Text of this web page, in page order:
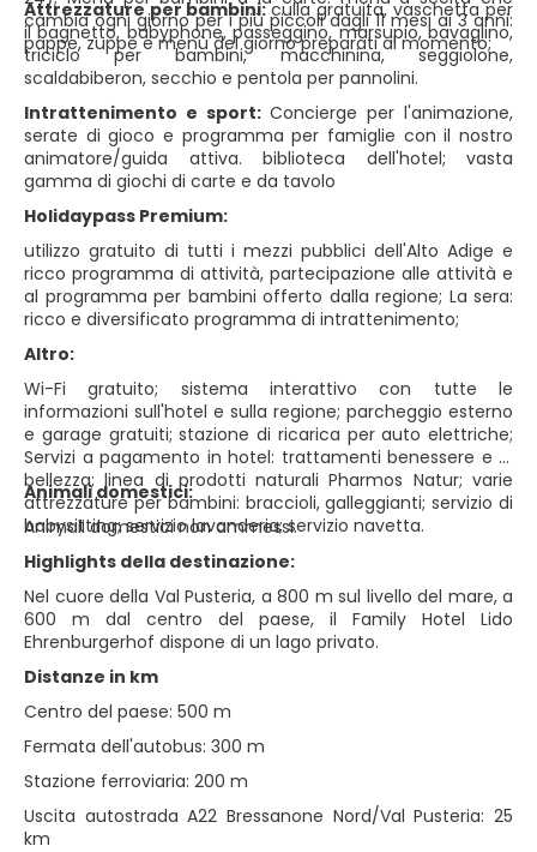
cambia ogni giorno per i più piccoli dagli 11 mesi ai 3 anni:
pappe, zuppe e menù del giorno preparati al momento;
Attrezzature per bambini:culla gratuita, vaschetta per
il bagnetto, babyphone, passeggino, marsupio, bavaglino,
triciclo per bambini, macchinina, seggiolone,
scaldabiberon, secchio e pentola per pannolini.
Intrattenimento e sport: Concierge per l'animazione,
serate di gioco e programma per famiglie con il nostro
animatore/guida attiva. biblioteca dell'hotel; vasta
gamma di giochi di carte e da tavolo
Holidaypass Premium:
utilizzo gratuito di tutti i mezzi pubblici dell'Alto Adige e
ricco programma di attività, partecipazione alle attività e
al programma per bambini offerto dalla regione; La sera:
ricco e diversificato programma di intrattenimento;
Altro:
Wi-Fi gratuito; sistema interattivo con tutte le
informazioni sull'hotel e sulla regione; parcheggio esterno
e garage gratuiti; stazione di ricarica per auto elettriche;
Servizi a pagamento in hotel: trattamenti benessere e di
bellezza; linea di prodotti naturali Pharmos Natur; varie
attrezzature per bambini: braccioli, galleggianti; servizio di
babysitting; servizio lavanderia; servizio navetta.
Animali domestici:
Animali domestici non ammessi.
Highlights della destinazione:
Nel cuore della Val Pusteria, a 800 m sul livello del mare, a
600 m dal centro del paese, il Family Hotel Lido
Ehrenburgerhof dispone di un lago privato.
Distanze in km
Centro del paese: 500 m
Fermata dell'autobus: 300 m
Stazione ferroviaria: 200 m
Uscita autostrada A22 Bressanone Nord/Val Pusteria: 25
km